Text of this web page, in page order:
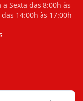
a Sexta das 8:00h às
das 14:00h às 17:00h